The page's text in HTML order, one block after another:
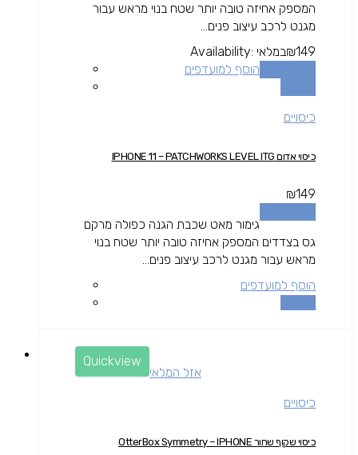
המספק אחיזה טובה יותר שטח בנוי מראש עבור
מגנט לרכב עיצוב פנים...
₪149
Availability: במלאי
הוסף למועדפים
כיסויים
כיסוי אדום IPHONE 11 – PATCHWORKS LEVEL ITG
₪149
גימור מאט שכבת הגנה כפולה מרקם
גס בצדדים המספק אחיזה טובה יותר שטח בנוי
מראש עבור מגנט לרכב עיצוב פנים...
הוסף למועדפים
Quickview
אזל המלאי
כיסויים
כיסוי שקוף שחור OtterBox Symmetry – IPHONE